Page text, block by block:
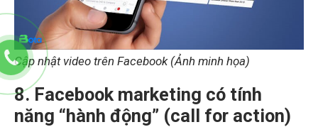
Cập nhật video trên Facebook (Ảnh minh họa)
8. Facebook marketing có tính
năng “hành động” (call for action)